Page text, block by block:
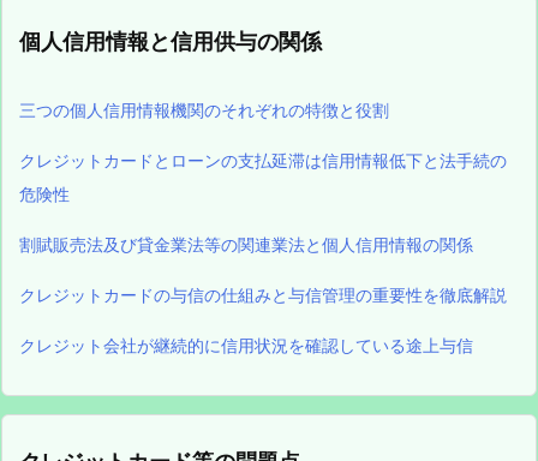
個人信用情報と信用供与の関係
三つの個人信用情報機関のそれぞれの特徴と役割
クレジットカードとローンの支払延滞は信用情報低下と法手続の
危険性
割賦販売法及び貸金業法等の関連業法と個人信用情報の関係
クレジットカードの与信の仕組みと与信管理の重要性を徹底解説
クレジット会社が継続的に信用状況を確認している途上与信